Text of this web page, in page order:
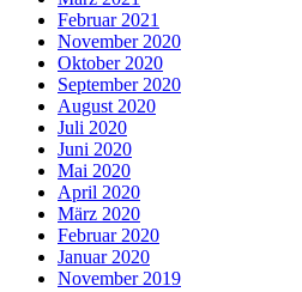
Februar 2021
November 2020
Oktober 2020
September 2020
August 2020
Juli 2020
Juni 2020
Mai 2020
April 2020
März 2020
Februar 2020
Januar 2020
November 2019